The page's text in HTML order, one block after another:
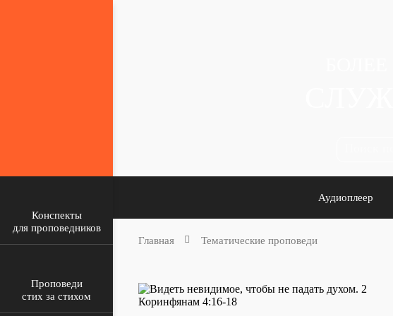
Аудиоплеер
Конспекты
для проповедников
Проповеди
стих за стихом
Главная Тематические проповеди